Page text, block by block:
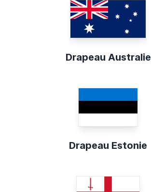
Drapeau Australie
Drapeau Estonie